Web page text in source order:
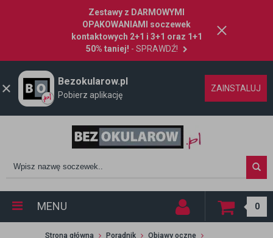
Zestawy z DARMOWYMI
OPAKOWANIAMI soczewek
kontaktowych 2+1 i 3+1 oraz 1+1
50% taniej! - SPRAWDŹ!
Bezokularow.pl
Pobierz aplikację
ZAINSTALUJ
MENU 0
Strona główna Poradnik
Objawy oczne